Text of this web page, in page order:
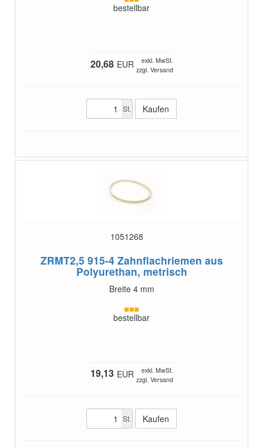
bestellbar
20,68 EUR
exkl. MwSt.
zzgl. Versand
St.
1051268
ZRMT2,5 915-4 Zahnflachriemen aus
Polyurethan, metrisch
Breite 4 mm
bestellbar
19,13 EUR
exkl. MwSt.
zzgl. Versand
St.